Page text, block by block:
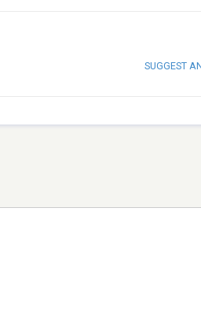
SUGGEST